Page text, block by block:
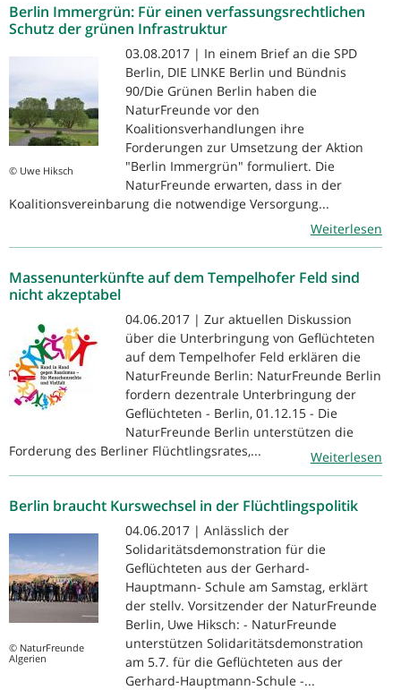
Berlin Immergrün: Für einen verfassungsrechtlichen
Schutz der grünen Infrastruktur
© Uwe Hiksch
03.08.2017 | In einem Brief an die SPD
Berlin, DIE LINKE Berlin und Bündnis
90/Die Grünen Berlin haben die
NaturFreunde vor den
Koalitionsverhandlungen ihre
Forderungen zur Umsetzung der Aktion
"Berlin Immergrün" formuliert. Die
NaturFreunde erwarten, dass in der
Koalitionsvereinbarung die notwendige Versorgung...
Weiterlesen
Massenunterkünfte auf dem Tempelhofer Feld sind
nicht akzeptabel
04.06.2017 | Zur aktuellen Diskussion
über die Unterbringung von Geflüchteten
auf dem Tempelhofer Feld erklären die
NaturFreunde Berlin: NaturFreunde Berlin
fordern dezentrale Unterbringung der
Geflüchteten - Berlin, 01.12.15 - Die
NaturFreunde Berlin unterstützen die
Forderung des Berliner Flüchtlingsrates,...
Weiterlesen
Berlin braucht Kurswechsel in der Flüchtlingspolitik
© NaturFreunde
Algerien
04.06.2017 | Anlässlich der
Solidaritätsdemonstration für die
Geflüchteten aus der Gerhard-
Hauptmann- Schule am Samstag, erklärt
der stellv. Vorsitzender der NaturFreunde
Berlin, Uwe Hiksch: - NaturFreunde
unterstützen Solidaritätsdemonstration
am 5.7. für die Geflüchteten aus der
Gerhard-Hauptmann-Schule -...